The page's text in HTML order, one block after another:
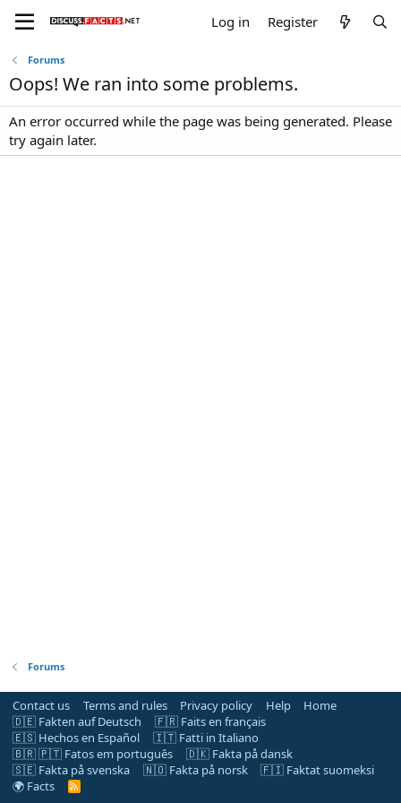
Log in Register
Forums
Oops! We ran into some problems.
An error occurred while the page was being generated. Please
try again later.
Forums
Contact us Terms and rules Privacy policy Help
Home
🇩🇪 Fakten auf Deutsch
🇫🇷 Faits en français
🇪🇸 Hechos en Español
🇮🇹 Fatti in Italiano
🇧🇷 🇵🇹 Fatos em português
🇩🇰 Fakta på dansk
🇸🇪 Fakta på svenska
🇳🇴 Fakta på norsk
🇫🇮 Faktat suomeksi
🌍 Facts
R